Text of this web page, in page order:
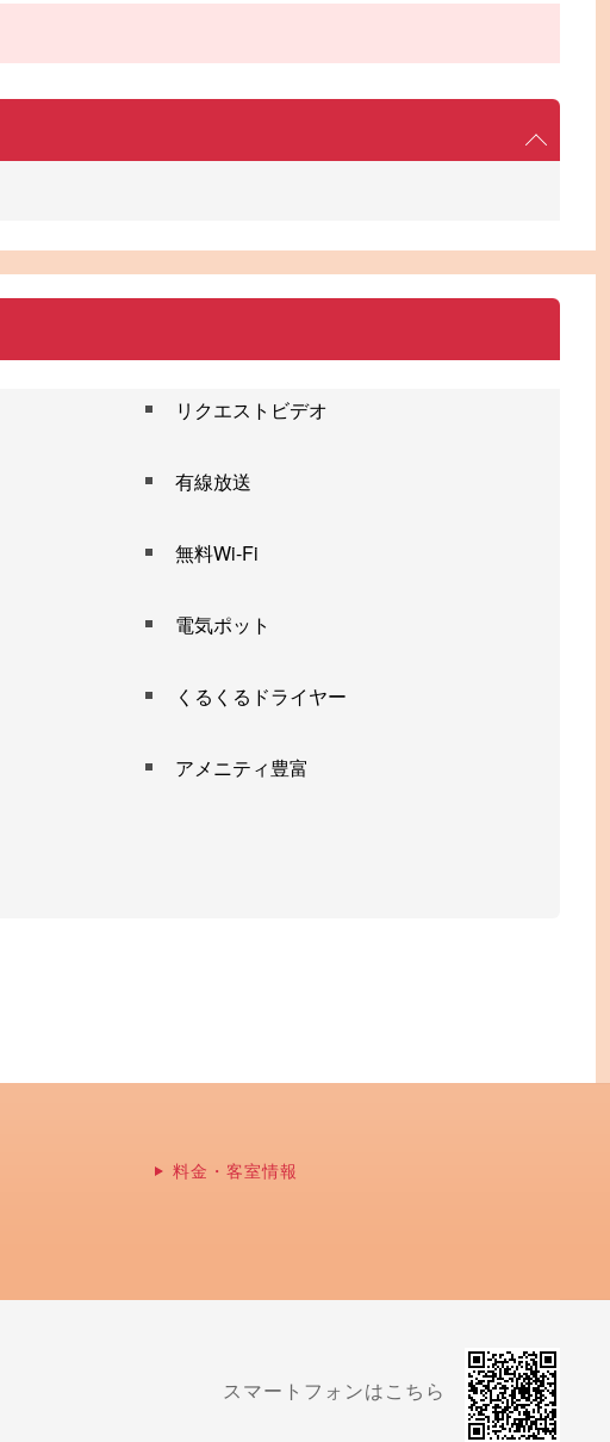
リクエストビデオ
有線放送
無料Wi-Fi
電気ポット
くるくるドライヤー
アメニティ豊富
料金・客室情報
スマートフォンはこちら